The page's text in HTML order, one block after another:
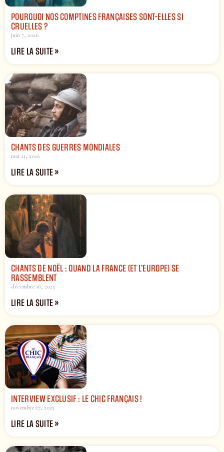
POURQUOI NOS COMPTINES FRANÇAISES SONT-ELLES SI
CRUELLES ?
juin 7, 2026
LIRE LA SUITE »
CHANTS DES GUERRES MONDIALES
mai 21, 2026
LIRE LA SUITE »
CHANTS DE NOËL : QUAND LA FRANCE (ET L’EUROPE) SE
RASSEMBLENT
décembre 16, 2025
LIRE LA SUITE »
INTERVIEW EXCLUSIF : LE CHIC FRANÇAIS !
novembre 27, 2025
LIRE LA SUITE »